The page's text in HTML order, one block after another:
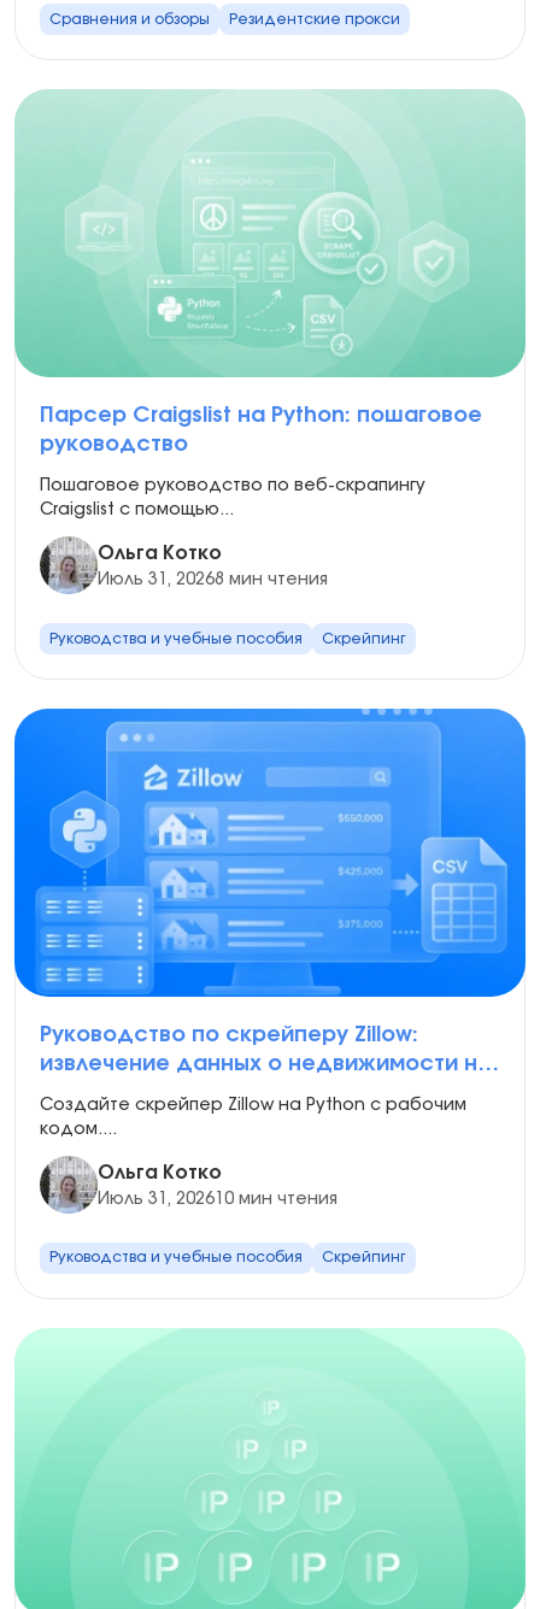
Сравнения и обзоры Резидентские прокси
Парсер Craigslist на Python: пошаговое
руководство
Пошаговое руководство по веб-скрапингу
Craigslist с помощью...
Ольга Котко
Июль 31, 20268 мин чтения
Руководства и учебные пособия Скрейпинг
Руководство по скрейперу Zillow:
извлечение данных о недвижимости на
Python
Создайте скрейпер Zillow на Python с рабочим
кодом....
Ольга Котко
Июль 31, 2026 10 мин чтения
Руководства и учебные пособия Скрейпинг